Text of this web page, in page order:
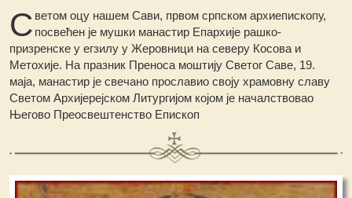
С ветом оцу нашем Сави, првом српском архиепископу,
посвећен је мушки манастир Епархије рашко-
призренске у егзилу у Жеровници на северу Косова и
Метохије. На празник Преноса моштију Светог Саве, 19.
маја, манастир је свечано прославио своју храмовну славу
Светом Архијерејском Литургијом којом је началствовао
Његово Преосвештенство Епископ